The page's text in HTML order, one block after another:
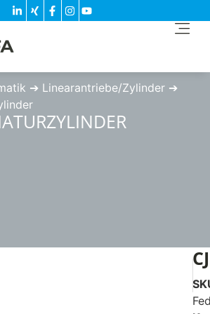
➔ Linearantriebe/Zylinder ➔